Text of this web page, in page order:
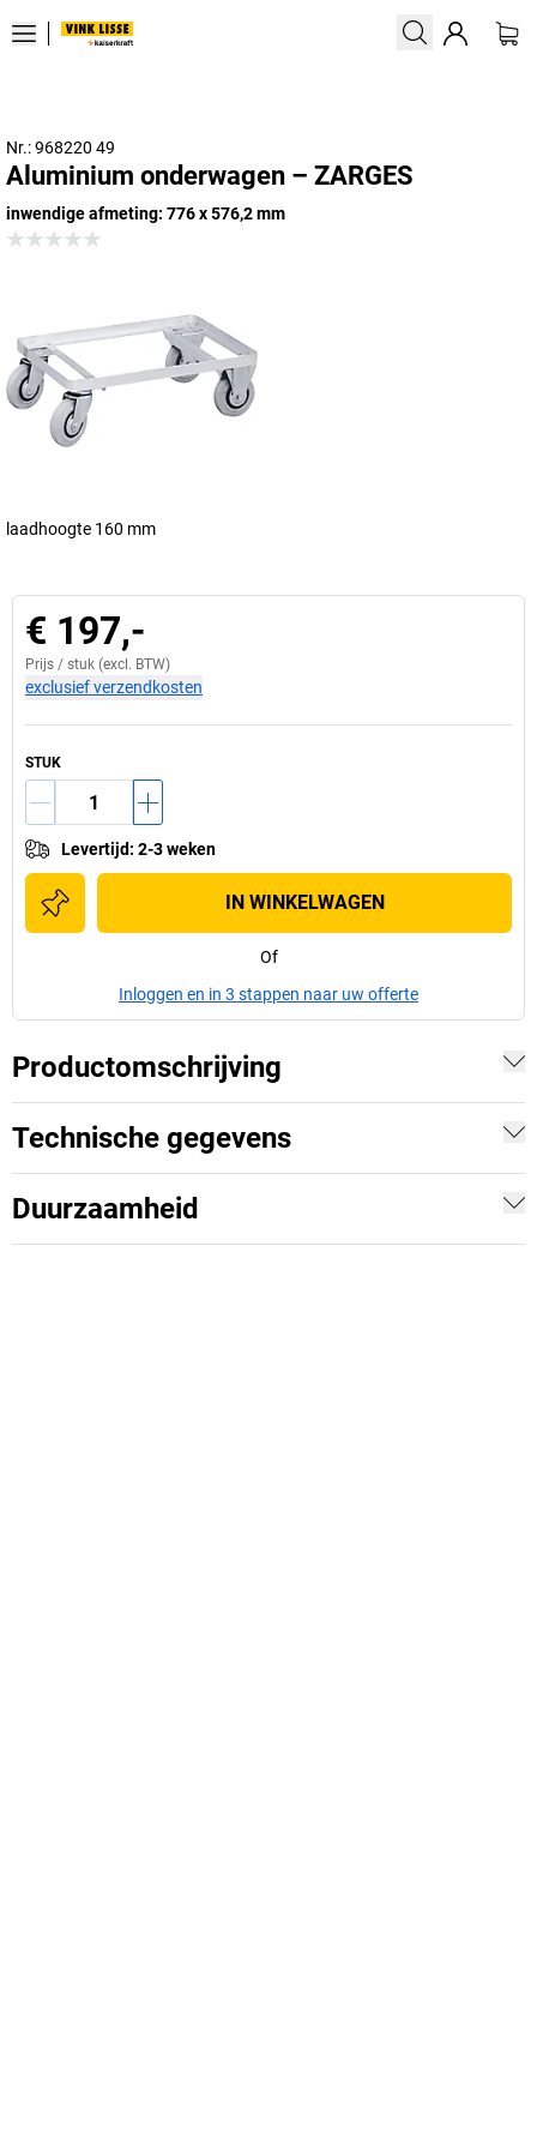
Nr.: 968220 49
Aluminium onderwagen – ZARGES
inwendige afmeting: 776 x 576,2 mm
laadhoogte 160 mm
€ 197,-
Prijs / stuk (excl. BTW)
exclusief verzendkosten
STUK
Levertijd: 2-3 weken
IN WINKELWAGEN
Of
Inloggen en in 3 stappen naar uw offerte
Productomschrijving
Technische gegevens
Duurzaamheid